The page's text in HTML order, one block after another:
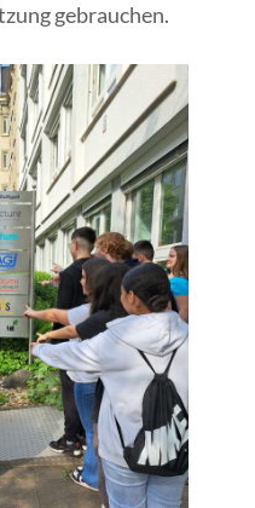
gebrauchen.